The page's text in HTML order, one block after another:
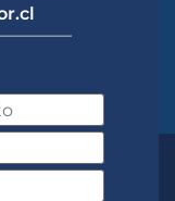
5700